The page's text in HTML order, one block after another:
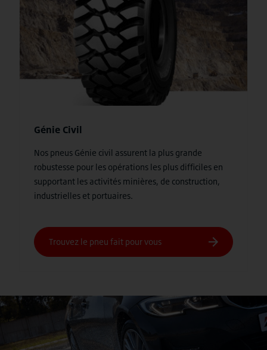
Génie Civil
Nos pneus Génie civil assurent la plus grande
robustesse pour les opérations les plus difficiles en
supportant les activités minières, de construction,
industrielles et portuaires.